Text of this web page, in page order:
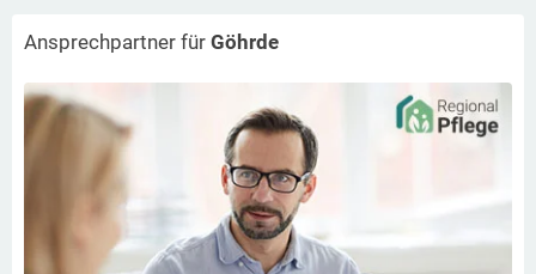
Ansprechpartner für Göhrde